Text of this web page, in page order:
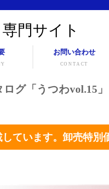
門サイト
お問い合わせ
CONTACT
グ「うつわvol.15」
ています。卸売特別